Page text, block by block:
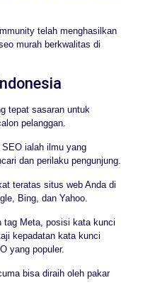
telah menghasilkan
murah berkwalitas di
tepat sasaran untuk
pelanggan.
ialah ilmu yang
dan perilaku pengunjung.
teratas situs web Anda di
Bing, dan Yahoo.
tag Meta, posisi kata kunci
kepadatan kata kunci
yang populer.
bisa diraih oleh pakar